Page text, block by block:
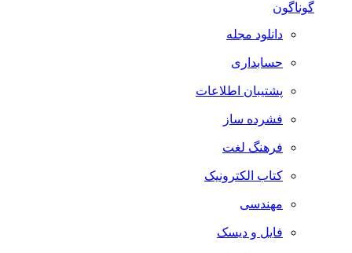
گوناگون
دانلود مجله
حسابداری
پشتیبان اطلاعات
فشرده ساز
فرهنگ لغت
کتاب الکترونیک
مهندسی
فایل و دیسک